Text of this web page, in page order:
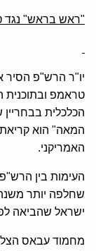
"ראש בראש" נגד
יו"ר הרש"פ הסיר
טראמפ ובתוכנית
הכלכלית
המאה" הוא
האמריקני.
העימות בין
שחלפה יותר
ישראל שהביאה
מחמוד עבאס